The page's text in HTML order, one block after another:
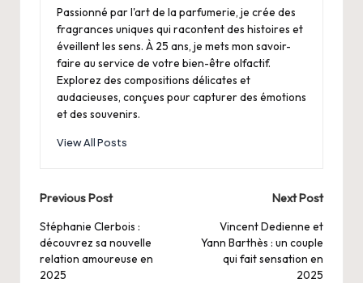
Passionné par l'art de la parfumerie, je crée des
fragrances uniques qui racontent des histoires et
éveillent les sens. À 25 ans, je mets mon savoir-
faire au service de votre bien-être olfactif.
Explorez des compositions délicates et
audacieuses, conçues pour capturer des émotions
et des souvenirs.
View All Posts
Post
navigation
Previous Post
Stéphanie Clerbois :
découvrez sa nouvelle
relation amoureuse en
2025
Next Post
Vincent Dedienne et
Yann Barthès : un couple
qui fait sensation en
2025